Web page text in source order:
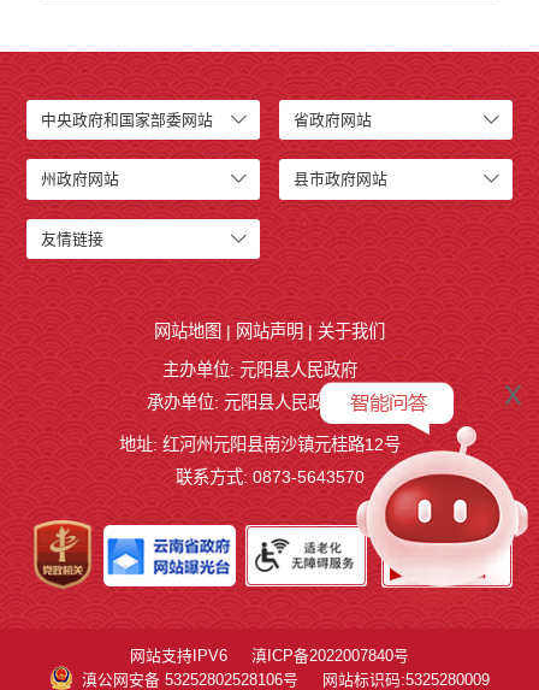
中央政府和国家部委网站 省政府网站
州政府网站 县市政府网站
友情链接
x
网站地图 | 网站声明 | 关于我们
主办单位: 元阳县人民政府
承办单位: 元阳县人民政府办公室
地址: 红河州元阳县南沙镇元桂路12号
联系方式: 0873-5643570
网站支持IPV6
滇ICP备2022007840号
滇公网安备 53252802528106号
网站标识码:5325280009